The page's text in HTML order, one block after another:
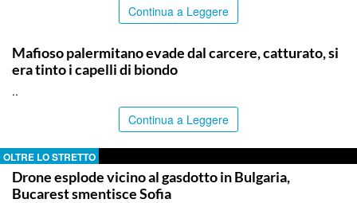
Continua a Leggere
Mafioso palermitano evade dal carcere, catturato, si
era tinto i capelli di biondo
..
Continua a Leggere
OLTRE LO STRETTO
Drone esplode vicino al gasdotto in Bulgaria,
Bucarest smentisce Sofia